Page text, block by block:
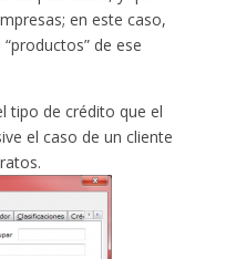
en este caso,
de ese
tipo de crédito que el
el caso de un cliente